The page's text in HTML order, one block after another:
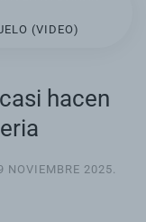
(VIDEO)
hacen
NOVIEMBRE 2025.